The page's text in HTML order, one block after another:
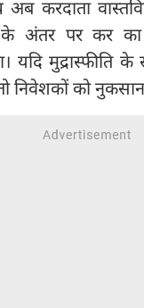
करदाता
अंतर पर कर का
यदि मुद्रास्फीति के
निवेशकों को नुकसान